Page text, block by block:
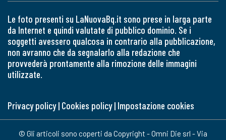
Le foto presenti su LaNuovaBq.it sono prese in larga parte
da Internet e quindi valutate di pubblico dominio. Se i
soggetti avessero qualcosa in contrario alla pubblicazione,
non avranno che da segnalarlo alla redazione che
provvederà prontamente alla rimozione delle immagini
utilizzate.
Privacy policy| Cookies policy| Impostazione cookies
© Gli articoli sono coperti da Copyright - Omni Die srl - Via